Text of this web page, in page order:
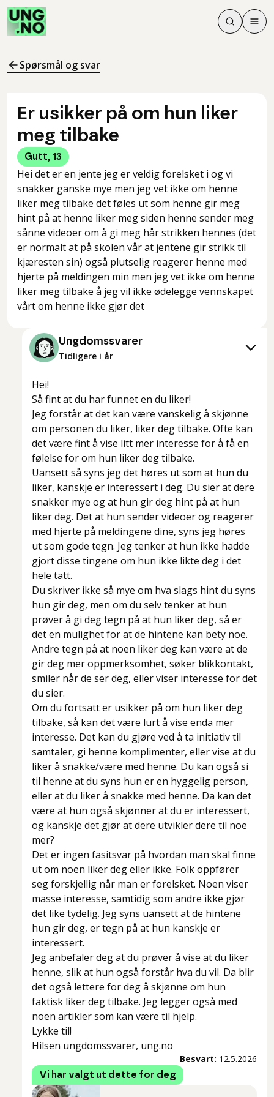
Søk
Søk
Meny
Spørsmål og svar
Er usikker på om hun liker
meg tilbake
Gutt, 13
Hei det er en jente jeg er veldig forelsket i og vi
snakker ganske mye men jeg vet ikke om henne
liker meg tilbake det føles ut som henne gir meg
hint på at henne liker meg siden henne sender meg
sånne videoer om å gi meg hår strikken hennes (det
er normalt at på skolen vår at jentene gir strikk til
kjæresten sin) også plutselig reagerer henne med
hjerte på meldingen min men jeg vet ikke om henne
liker meg tilbake å jeg vil ikke ødelegge vennskapet
vårt om henne ikke gjør det
Ungdomssvarer
Tidligere i år
Hei!
Så fint at du har funnet en du liker!
Jeg forstår at det kan være vanskelig å skjønne
om personen du liker, liker deg tilbake. Ofte kan
det være fint å vise litt mer interesse for å få en
følelse for om hun liker deg tilbake.
Uansett så syns jeg det høres ut som at hun du
liker, kanskje er interessert i deg. Du sier at dere
snakker mye og at hun gir deg hint på at hun
liker deg. Det at hun sender videoer og reagerer
med hjerte på meldingene dine, syns jeg høres
ut som gode tegn. Jeg tenker at hun ikke hadde
gjort disse tingene om hun ikke likte deg i det
hele tatt.
Du skriver ikke så mye om hva slags hint du syns
hun gir deg, men om du selv tenker at hun
prøver å gi deg tegn på at hun liker deg, så er
det en mulighet for at de hintene kan bety noe.
Andre tegn på at noen liker deg kan være at de
gir deg mer oppmerksomhet, søker blikkontakt,
smiler når de ser deg, eller viser interesse for det
du sier.
Om du fortsatt er usikker på om hun liker deg
tilbake, så kan det være lurt å vise enda mer
interesse. Det kan du gjøre ved å ta initiativ til
samtaler, gi henne komplimenter, eller vise at du
liker å snakke/være med henne. Du kan også si
til henne at du syns hun er en hyggelig person,
eller at du liker å snakke med henne. Da kan det
være at hun også skjønner at du er interessert,
og kanskje det gjør at dere utvikler dere til noe
mer?
Det er ingen fasitsvar på hvordan man skal finne
ut om noen liker deg eller ikke. Folk oppfører
seg forskjellig når man er forelsket. Noen viser
masse interesse, samtidig som andre ikke gjør
det like tydelig. Jeg syns uansett at de hintene
hun gir deg, er tegn på at hun kanskje er
interessert.
Jeg anbefaler deg at du prøver å vise at du liker
henne, slik at hun også forstår hva du vil. Da blir
det også lettere for deg å skjønne om hun
faktisk liker deg tilbake. Jeg legger også med
noen artikler som kan være til hjelp.
Lykke til!
Hilsen ungdomssvarer, ung.no
Besvart: 12.5.2026
Vi har valgt ut dette for deg